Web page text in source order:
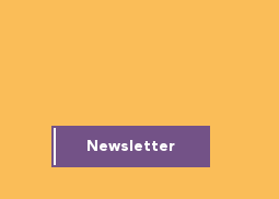
Newsletter